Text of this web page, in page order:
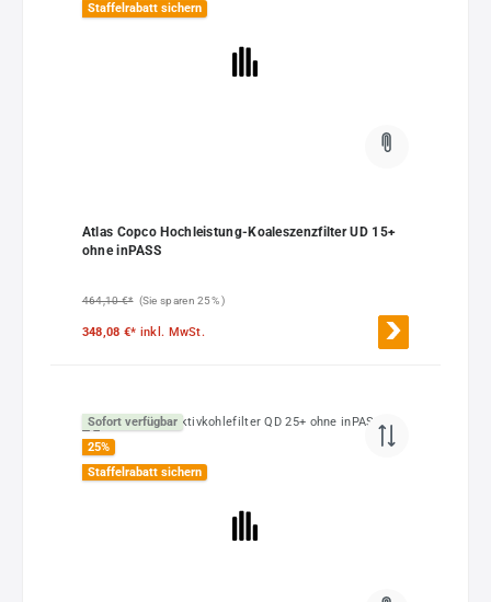
Staffelrabatt sichern
Atlas Copco Hochleistung-Koaleszenzfilter UD 15+
ohne inPASS
464,10 €* (Sie sparen 25% )
348,08 €* inkl. MwSt.
Sofort verfügbar
25%
Staffelrabatt sichern